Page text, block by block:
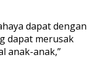
dapat dengan
dapat merusak
anak-anak,”